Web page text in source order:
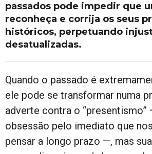
passados pode impedir que
reconheça e corrija os seus
históricos, perpetuando
desatualizadas.
Quando o passado é
ele pode se transformar numa
adverte contra o “presentismo”
obsessão pelo imediato que
pensar a longo prazo —, mas